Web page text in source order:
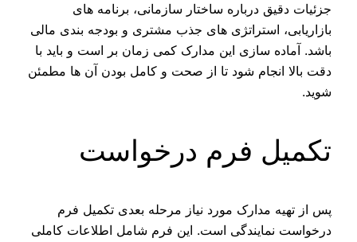
جزئیات دقیق درباره ساختار سازمانی، برنامه‌ های
بازاریابی، استراتژی‌ های جذب مشتری و بودجه‌ بندی مالی
باشد. آماده‌ سازی این مدارک کمی زمان بر است و باید با
دقت بالا انجام شود تا از صحت و کامل بودن آن ها مطمئن
شوید.
تکمیل فرم درخواست
پس از تهیه مدارک مورد نیاز مرحله بعدی تکمیل فرم
درخواست نمایندگی است. این فرم شامل اطلاعات کاملی